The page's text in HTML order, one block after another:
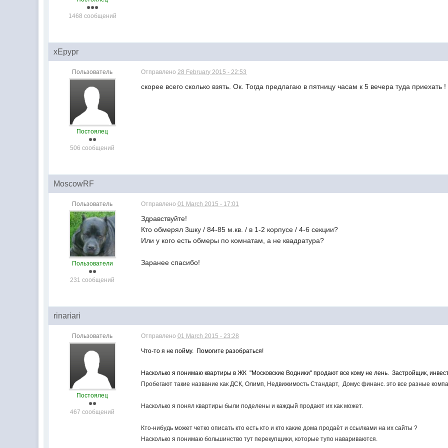
1468 сообщений
xEpypr
Пользователь
Постоялец
506 сообщений
Отправлено28 February 2015 - 22:53
скорее всего сколько взять. Ок. Тогда предлагаю в пятницу часам к 5 вечера туда приехать !
MoscowRF
Пользователь
Пользователи
231 сообщений
Отправлено01 March 2015 - 17:01
Здравствуйте!
Кто обмерял 3шку / 84-85 м.кв. / в 1-2 корпусе / 4-6 секции?
Или у кого есть обмеры по комнатам, а не квадратура?
Заранее спасибо!
rinariari
Пользователь
Постоялец
467 сообщений
Отправлено01 March 2015 - 23:28
Что-то я не пойму. Помогите разобраться!
Насколько я понимаю квартиры в ЖК "Московские Водники" продают все кому не лень. Застройщик,
Пробегают такие название как ДСК, Олимп, Недвижимость Стандарт, Домус финанс. это все разные
Насколько я понял квартиры были поделены и каждый продают их как может.
Кто-нибудь может четко описать кто есть кто и кто какие дома продаёт и ссылками на их сайты ?
Насколько я понимаю большинство тут перекупщики, которые тупо навариваются.